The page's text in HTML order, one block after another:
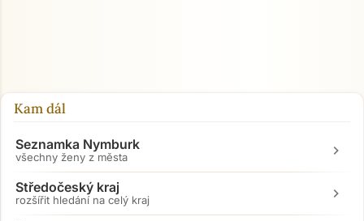
Kam dál
Seznamka Nymburk
všechny ženy z města chevron_right
Středočeský kraj
rozšířit hledání na celý kraj chevron_right